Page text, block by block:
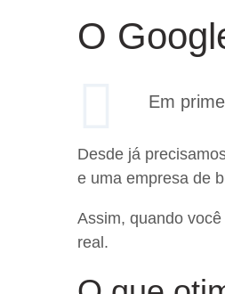
O
Em
Desde já
e uma empresa de
Assim, quando
real.